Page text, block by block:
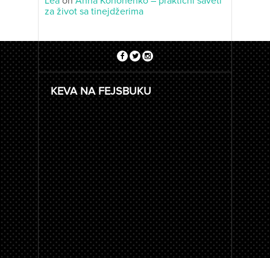
za život sa tinejdžerima
KEVA NA FEJSBUKU